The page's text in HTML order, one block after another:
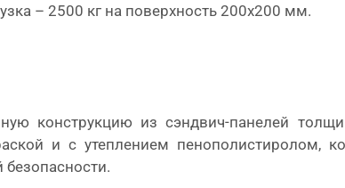
– 2500 кг на поверхность 200х200 мм.
конструкцию из сэндвич-панелей
и с утеплением пенополистиролом,